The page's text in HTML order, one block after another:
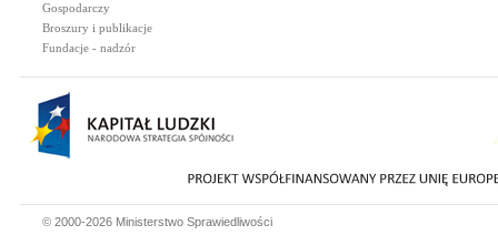
Gospodarczy
Broszury i publikacje
Fundacje - nadzór
© 2000-2026 Ministerstwo Sprawiedliwości